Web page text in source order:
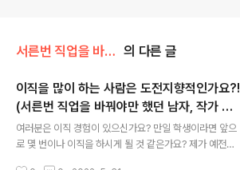
서른번 직업을 바꾼 남자 의 다른 글
이직을 많이 하는 사람은 도전지향적인가요?!
(서른번 직업을 바꿔야만 했던 남자, 작가 인
터뷰 1부)
여러분은 이직 경험이 있으신가요? 만일 학생이라면 앞으
로 몇 번이나 이직을 하시게 될 것 같은가요? 제가 예전에